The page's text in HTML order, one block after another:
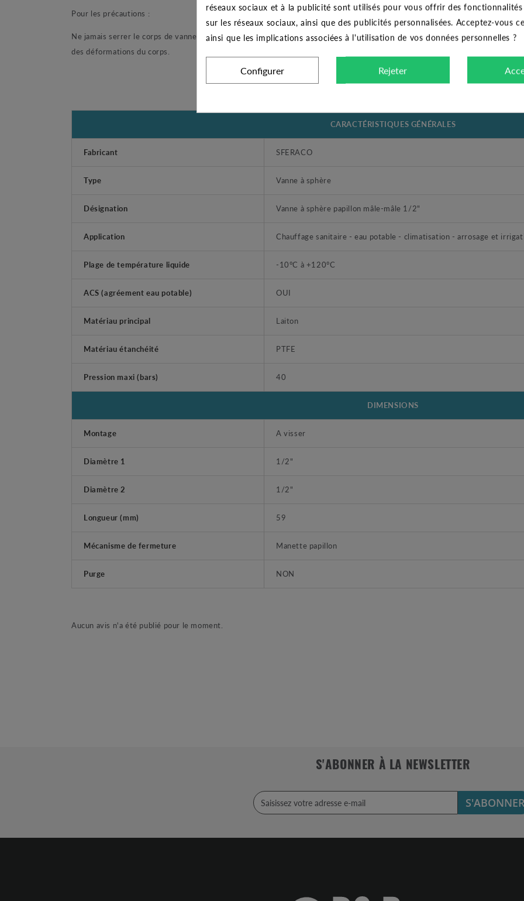
Pour les précautions :
Ne jamais serrer le corps de vanne dans un étau. Au vissage du robinet, serrer modérément. Ne pas bloquer avec des
des déformations du corps.
CARACTÉRISTIQUES GÉNÉRALES
Fabricant SFERACO
Type Vanne à sphère
Désignation Vanne à sphère papillon mâle-mâle 1/2"
Application Chauffage sanitaire - eau potable - climatisation - arrosage et
Plage de température liquide -10°C à +120°C
ACS (agréement eau potable) OUI
Matériau principal Laiton
Matériau étanchéité PTFE
Pression maxi (bars) 40
DIMENSIONS
Montage A visser
Diamètre 1 1/2"
Diamètre 2 1/2"
Longueur (mm) 59
Mécanisme de fermeture Manette papillon
Purge NON
Aucun avis n'a été publié pour le moment.
S'ABONNER À LA NEWSLETTER
réseaux sociaux et à la publicité sont utilisés pour vous offrir des
sur les réseaux sociaux, ainsi que des publicités personnalisées. Acceptez-vous
ainsi que les implications associées à l'utilisation de vos données personnelles ?
Configurer Rejeter